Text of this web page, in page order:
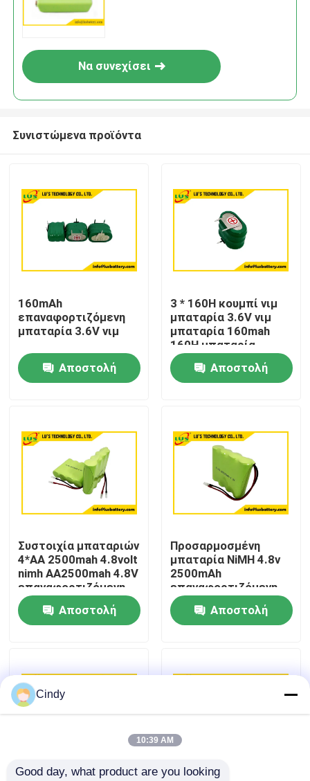
Σπίτι
Περίπου εμείς
Γύρος εργοστασίων
Ποιοτικός έλεγχος
Μας ελάτε σε επαφή με
Περιπτώσεις
Μπαταρία διοξειδίου μαγγάνιου λίθιου
Να συνεχίσει
Συνιστώμενα προϊόντα
160mAh
επαναφορτιζόμενη
μπαταρία 3.6V νιμ
Αποστολή
3 * 160H κουμπί νιμ
μπαταρία 3.6V νιμ
μπαταρία 160mah
160H μπαταρία
Αποστολή
Συστοιχία μπαταριών
4*AA 2500mah 4.8volt
nimh AA2500mah 4.8V
επαναφορτιζόμενη
μπαταρία
Αποστολή
Προσαρμοσμένη
μπαταρία NiMH 4.8v
2500mAh
επαναφορτιζόμενη
μπαταρία μέγεθος
AA2500mah
μπαταρία OEM
Αποστολή
Cindy
10:39 AM
Good day, what product are you looking